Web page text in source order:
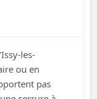
les-
ou en
pas